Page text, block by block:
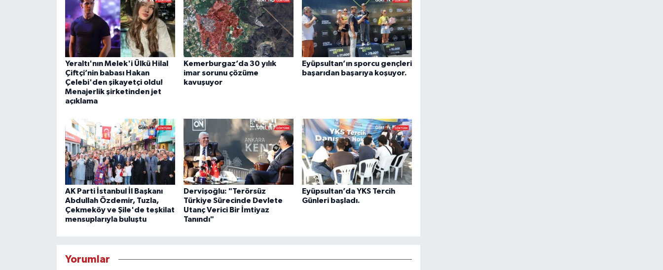
Yeraltı'nın Melek'i Ülkü Hilal
Çiftçi’nin babası Hakan
Çelebi'den şikayetçi oldu!
Menajerlik şirketinden jet
açıklama
Kemerburgaz’da 30 yılık
imar sorunu çözüme
kavuşuyor
Eyüpsultan’ın sporcu gençleri
başarıdan başarıya koşuyor.
AK Parti İstanbul İl Başkanı
Abdullah Özdemir, Tuzla,
Çekmeköy ve Şile'de teşkilat
mensuplarıyla buluştu
Dervişoğlu: "Terörsüz
Türkiye Sürecinde Devlete
Utanç Verici Bir İmtiyaz
Tanındı"
Eyüpsultan’da YKS Tercih
Günleri başladı.
Yorumlar